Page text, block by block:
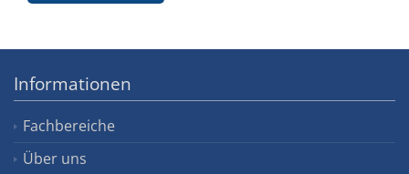
Informationen
Fachbereiche
Über uns